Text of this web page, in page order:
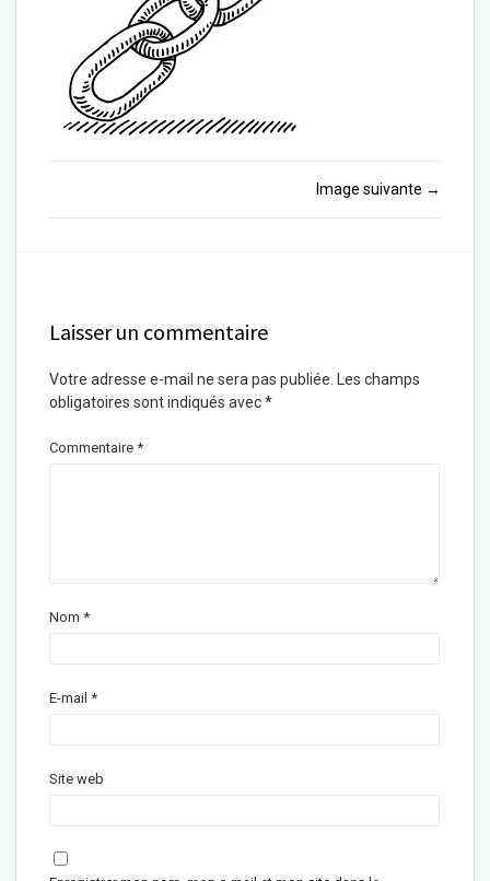
Image suivante →
Laisser un commentaire
Votre adresse e-mail ne sera pas publiée.
Les champs
obligatoires sont indiqués avec*
Commentaire *
Nom *
E-mail *
Site web